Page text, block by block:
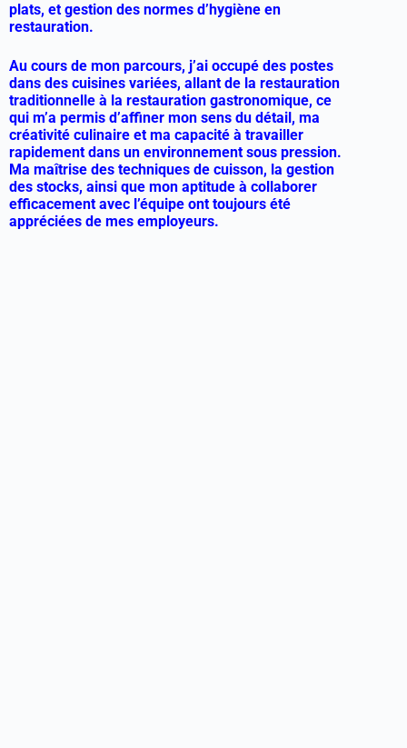
plats, et gestion des normes d’hygiène en
restauration.
Au cours de mon parcours, j’ai occupé des postes
dans des cuisines variées, allant de la restauration
traditionnelle à la restauration gastronomique, ce
qui m’a permis d’affiner mon sens du détail, ma
créativité culinaire et ma capacité à travailler
rapidement dans un environnement sous pression.
Ma maîtrise des techniques de cuisson, la gestion
des stocks, ainsi que mon aptitude à collaborer
efficacement avec l’équipe ont toujours été
appréciées de mes employeurs.